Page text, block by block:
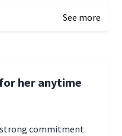
See more
her anytime
commitment